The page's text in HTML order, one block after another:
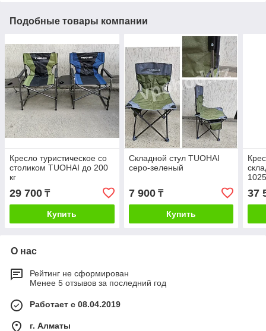
Подобные товары компании
Кресло туристическое со
столиком TUOHAI до 200
кг
29 700 ₸
Купить
Складной стул TUOHAI
серо-зеленый
7 900₸
Купить
37
О нас
Рейтинг не сформирован
Менее 5 отзывов за последний год
Работает с 08.04.2019
г. Алматы